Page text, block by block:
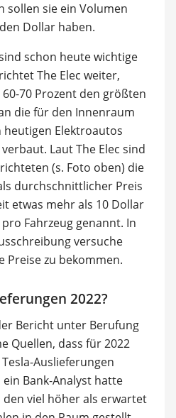
sollen sie ein Volumen
Dollar haben.
schon heute wichtige
The Elec weiter,
70 Prozent den größten
die für den Innenraum
Elektroautos
Laut The Elec sind
(s. Foto oben) die
durchschnittlicher Preis
etwas mehr als 10 Dollar
Fahrzeug genannt. In
versuche
Preise zu bekommen.
2022?
Bericht unter Berufung
Quellen, dass für 2022
Auslieferungen
Bank-Analyst hatte
den viel höher als erwartet